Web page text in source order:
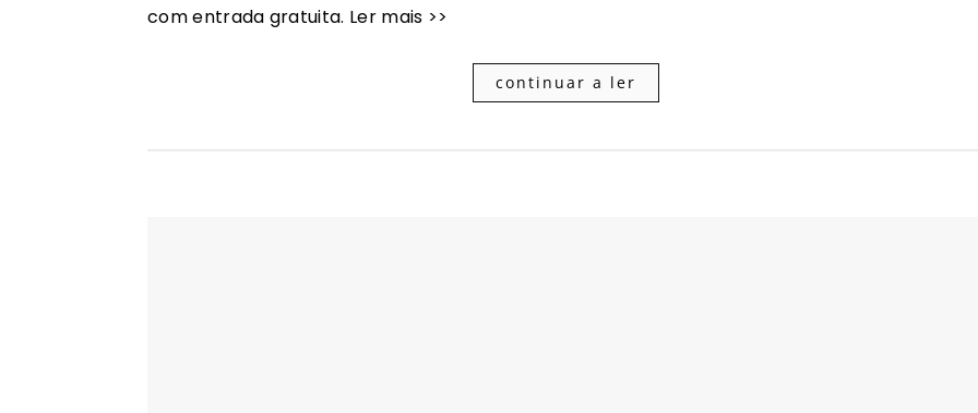
com entrada gratuita. Ler mais >>
continuar a ler